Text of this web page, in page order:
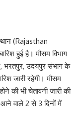
(Rajasthan
हुई है। मौसम विभाग
भरतपुर, उदयपुर संभाग के
जारी रहेगी। मौसम
की भी चेतावनी जारी की
वाले 2 से 3 दिनों में